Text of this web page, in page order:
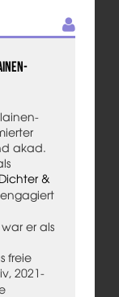
akad.
Dichter &
er als
freie
2021-